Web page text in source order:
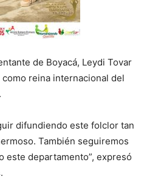
de Boyacá, Leydi Tovar
reina internacional del
difundiendo este folclor tan
También seguiremos
este departamento”, expresó